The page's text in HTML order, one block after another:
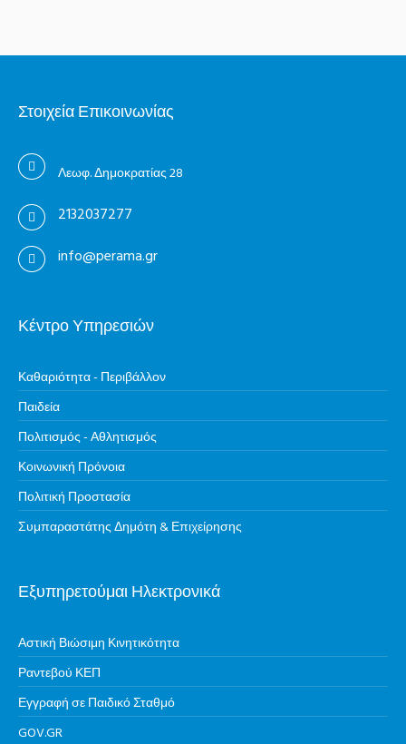
Στοιχεία Επικοινωνίας
Λεωφ. Δημοκρατίας 28
2132037277
info@perama.gr
Κέντρο Υπηρεσιών
Καθαριότητα - Περιβάλλον
Παιδεία
Πολιτισμός - Αθλητισμός
Κοινωνική Πρόνοια
Πολιτική Προστασία
Συμπαραστάτης Δημότη & Επιχείρησης
Εξυπηρετούμαι Ηλεκτρονικά
Αστική Βιώσιμη Κινητικότητα
Ραντεβού ΚΕΠ
Εγγραφή σε Παιδικό Σταθμό
GOV.GR